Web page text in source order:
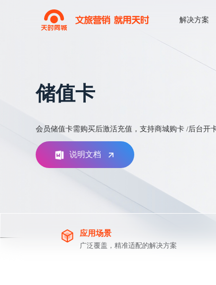
解决方案
储值卡
会员储值卡需购买后激活充值，支持商城购卡 /后台开
说明文档
应用场景
广泛覆盖，精准适配的解决方案